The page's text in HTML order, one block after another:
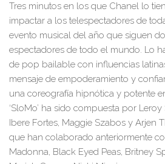
Tres minutos en los que Chanel lo
impactar a los telespectadores de
evento musical del año que siguen
espectadores de todo el mundo. Lo
de pop bailable con influencias
mensaje de empoderamiento y
una coreografía hipnótica y potente
‘SloMo’ ha sido compuesta por Leroy
Ibere Fortes, Maggie Szabos y Arjen
que han colaborado anteriormente
Madonna, Black Eyed Peas, Britney